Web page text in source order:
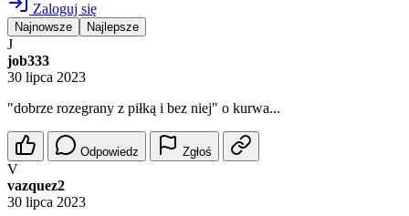
Zaloguj się
Najnowsze Najlepsze
J
job333
30 lipca 2023
"dobrze rozegrany z piłką i bez niej" o kurwa...
Odpowiedz Zgłoś
V
vazquez2
30 lipca 2023